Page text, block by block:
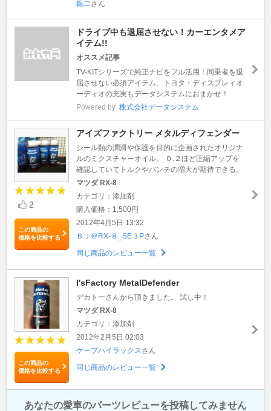
銀二 さん
ドライブ中も退屈させない！カーエンタメア
イテム!!
オススメ記事
TV-KITシリーズで純正ナビをフル活用！同乗者を退
屈させない必須アイテム。トヨタ・ディスプレィオ
ーディオの充実もデータシステムにおまかせ！
Powered by 株式会社データシステム
2
この商品の
価格を比較する
アイズファクトリー メタルディフェンダー
シール類の潤滑や保護を目的に企画されたオリジナ
ルのミクスチャーオイル。 ０.２ほど圧縮アップを
確認していてトルクやパンチの増大が期待できる。
マツダ RX-8
カテゴリ：添加剤
購入価格：1,500円
2012年4月5日 13:32
ＢＪ＠RX-８_SE３Pさん
同じ商品のレビュー一覧
この商品の
価格を比較する
I'sFactory MetalDefender
デカトーさんから頂きました。 試し中！
マツダ RX-8
カテゴリ：添加剤
2012年2月5日 02:03
ケープハイラックス さん
同じ商品のレビュー一覧
あなたの愛車のパーツレビューを投稿してみません